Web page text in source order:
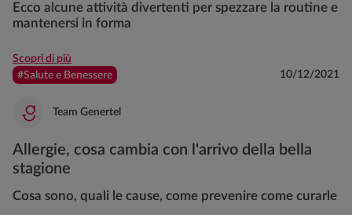
Ecco alcune attività divertenti per spezzare la routine e
mantenersi in forma
Scopri di più
#Salute e Benessere
10/12/2021
Team Genertel
Allergie, cosa cambia con l'arrivo della bella
stagione
Cosa sono, quali le cause, come prevenire come curarle